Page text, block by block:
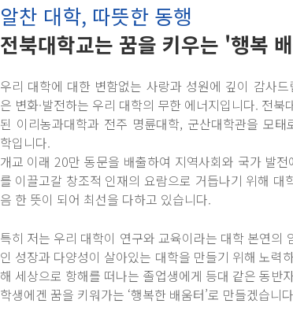
알찬 대학, 따뜻한 동행
전북대학교는 꿈을 키우는 '행복
우리 대학에 대한 변함없는 사랑과 성원에 깊이 감사드
은 변화·발전하는 우리 대학의 무한 에너지입니다. 전북
된 이리농과대학과 전주 명륜대학, 군산대학관을 모태
학입니다.
개교 이래 20만 동문을 배출하여 지역사회와 국가 발전
를 이끌고갈 창조적 인재의 요람으로 거듭나기 위해 대
음 한 뜻이 되어 최선을 다하고 있습니다.
특히 저는 우리 대학이 연구와 교육이라는 대학 본연의
인 성장과 다양성이 살아있는 대학을 만들기 위해 노력
해 세상으로 항해를 떠나는 졸업생에게 등대 같은 동반
학생에겐 꿈을 키워가는 ‘행복한 배움터’로 만들겠습니